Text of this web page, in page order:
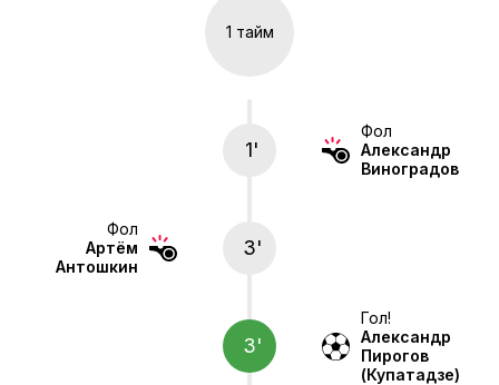
1 тайм
1'
Фол
Александр
Виноградов
Фол
Артём
Антошкин
3'
3'
Гол!
Александр
Пирогов
(Купатадзе)